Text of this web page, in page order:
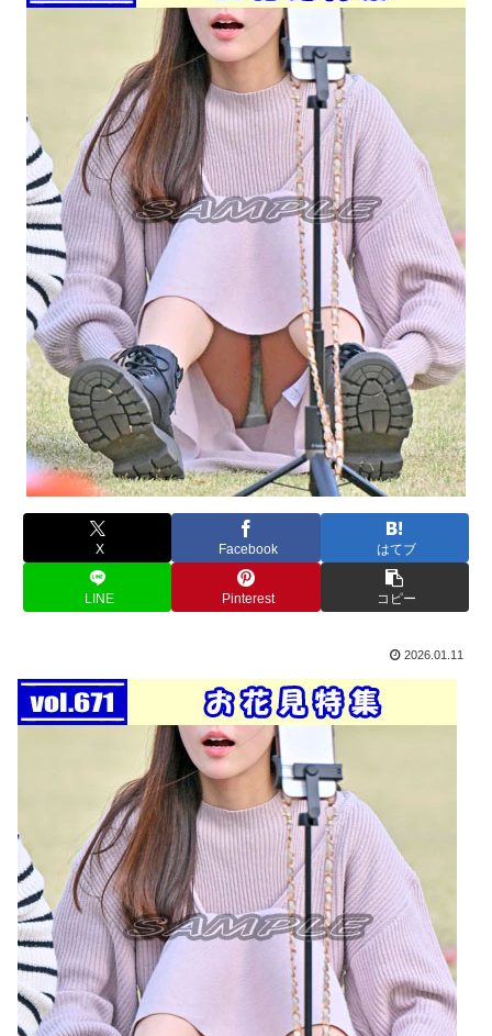
X Facebook はてブ
LINE Pinterest コピー
2026.01.11